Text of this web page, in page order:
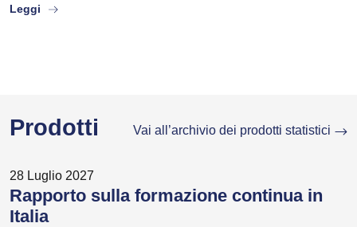
Leggi about
Prodotti Vai all’archivio dei prodotti statistici
28 Luglio 2027
Rapporto sulla formazione continua in
Italia